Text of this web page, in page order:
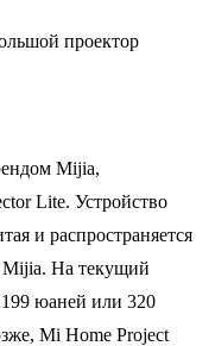
проектор
Mijia,
Lite. Устройство
и распространяется
Mijia. На текущий
юаней или 320
Mi Home Project